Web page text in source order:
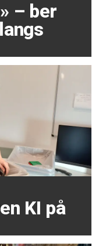
– ber
KI på